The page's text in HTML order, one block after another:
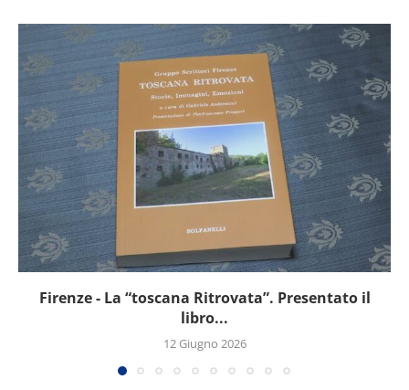
Firenze - La “toscana Ritrovata”. Presentato il
libro...
12 Giugno 2026